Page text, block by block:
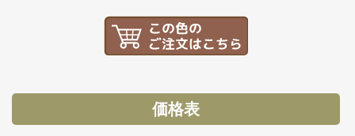
価格表